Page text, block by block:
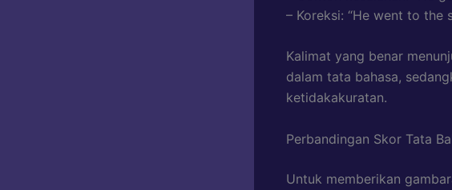
– Koreksi: “He went to the
Kalimat yang benar
dalam tata bahasa,
ketidakakuratan.
Perbandingan Skor Tata
Untuk memberikan